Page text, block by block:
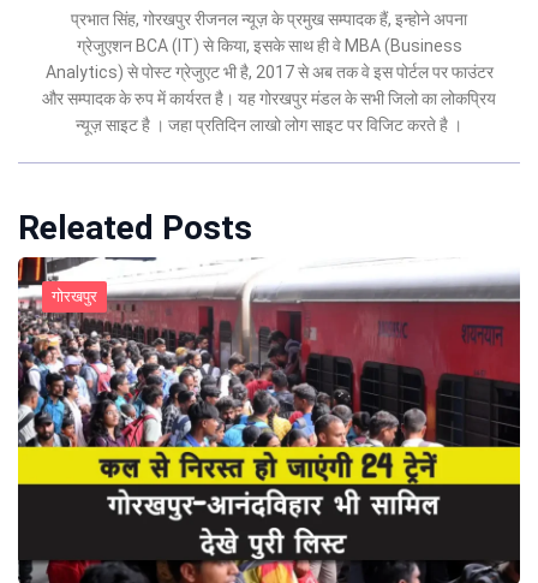
प्रभात सिंह, गोरखपुर रीजनल न्यूज़ के प्रमुख सम्पादक हैं, इन्होने अपना
ग्रेजुएशन BCA (IT) से किया, इसके साथ ही वे MBA (Business
Analytics) से पोस्ट ग्रेजुएट भी है, 2017 से अब तक वे इस पोर्टल पर फाउंटर
और सम्पादक के रुप में कार्यरत है। यह गोरखपुर मंडल के सभी जिलो का लोकप्रिय
न्यूज़ साइट है । जहा प्रतिदिन लाखो लोग साइट पर विजिट करते है ।
Releated Posts
गोरखपुर